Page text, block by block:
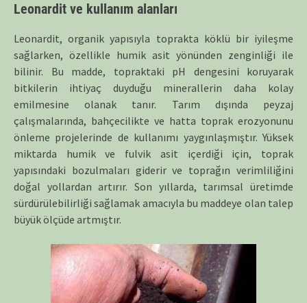
Leonardit ve kullanım alanları
Leonardit, organik yapısıyla toprakta köklü bir iyileşme
sağlarken, özellikle humik asit yönünden zenginliği ile
bilinir. Bu madde, topraktaki pH dengesini koruyarak
bitkilerin ihtiyaç duyduğu minerallerin daha kolay
emilmesine olanak tanır. Tarım dışında peyzaj
çalışmalarında, bahçecilikte ve hatta toprak erozyonunu
önleme projelerinde de kullanımı yaygınlaşmıştır. Yüksek
miktarda humik ve fulvik asit içerdiği için, toprak
yapısındaki bozulmaları giderir ve toprağın verimliliğini
doğal yollardan artırır. Son yıllarda, tarımsal üretimde
sürdürülebilirliği sağlamak amacıyla bu maddeye olan talep
büyük ölçüde artmıştır.